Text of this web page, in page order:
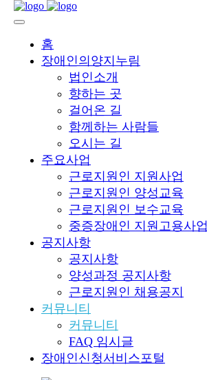
홈
장애인의양지누림
법인소개
향하는 곳
걸어온 길
함께하는 사람들
오시는 길
주요사업
근로지원인 지원사업
근로지원인 양성교육
근로지원인 보수교육
중증장애인 지원고용사업
공지사항
공지사항
양성과정 공지사항
근로지원인 채용공지
커뮤니티
커뮤니티
FAQ 임시글
장애인신청서비스포털